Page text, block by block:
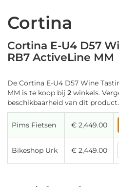
Cortina
Cortina E-U4 D57
RB7 ActiveLine MM
De Cortina E-U4 D57 Wine
MM is te koop bij 2 winkels.
beschikbaarheid van dit product.
Pims Fietsen € 2,449.00
Bikeshop Urk € 2,449.00